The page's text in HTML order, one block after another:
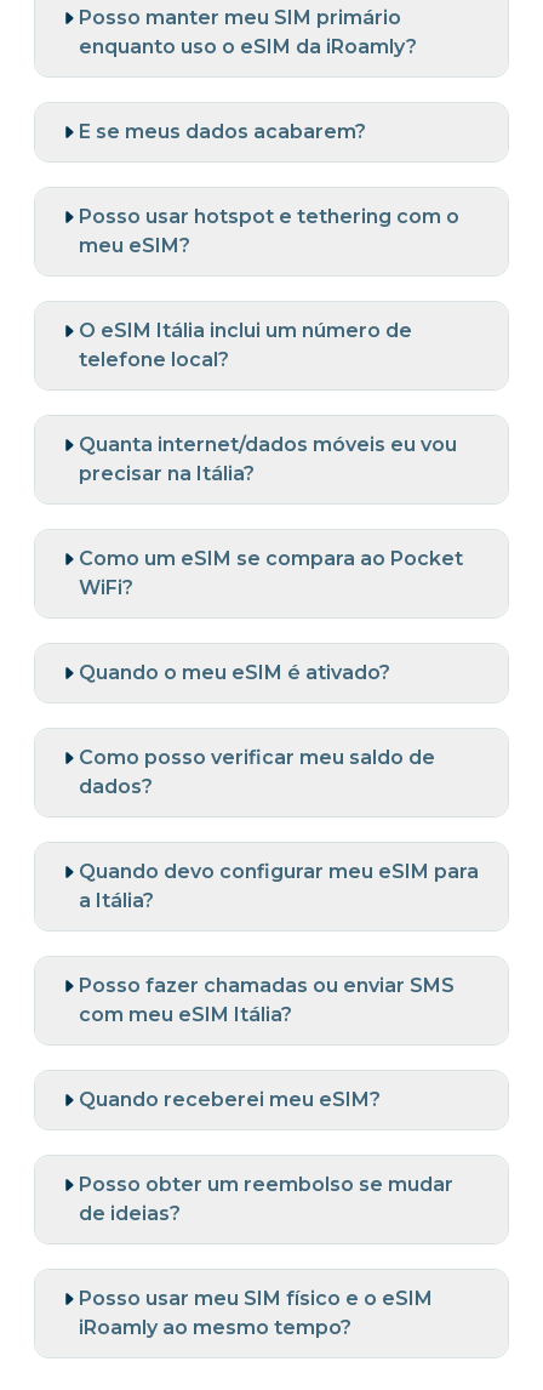
Posso manter meu SIM primário
enquanto uso o eSIM da iRoamly?
E se meus dados acabarem?
Posso usar hotspot e tethering com o
meu eSIM?
O eSIM Itália inclui um número de
telefone local?
Quanta internet/dados móveis eu vou
precisar na Itália?
Como um eSIM se compara ao Pocket
WiFi?
Quando o meu eSIM é ativado?
Como posso verificar meu saldo de
dados?
Quando devo configurar meu eSIM para
a Itália?
Posso fazer chamadas ou enviar SMS
com meu eSIM Itália?
Quando receberei meu eSIM?
Posso obter um reembolso se mudar
de ideias?
Posso usar meu SIM físico e o eSIM
iRoamly ao mesmo tempo?